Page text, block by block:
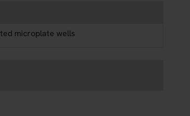
microplate wells